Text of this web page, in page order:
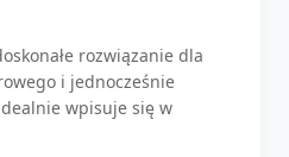
rozwiązanie dla
i jednocześnie
wpisuje się w